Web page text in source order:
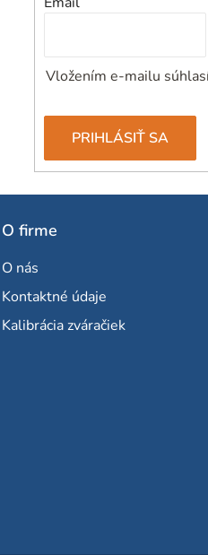
Vložením e-mailu
PRIHLÁSIŤ SA
O firme
O nás
Kontaktné údaje
Kalibrácia zváračiek